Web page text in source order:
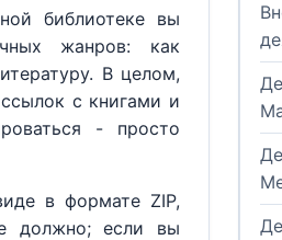
библиотеке вы
жанров: как
В целом,
с книгами и
- просто
в формате ZIP,
должно; если вы